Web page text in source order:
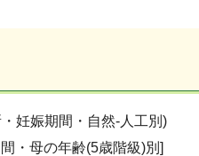
妊娠期間・自然-人工別)
・母の年齢(5歳階級)別]